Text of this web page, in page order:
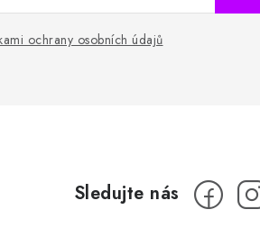
ochrany osobních údajů